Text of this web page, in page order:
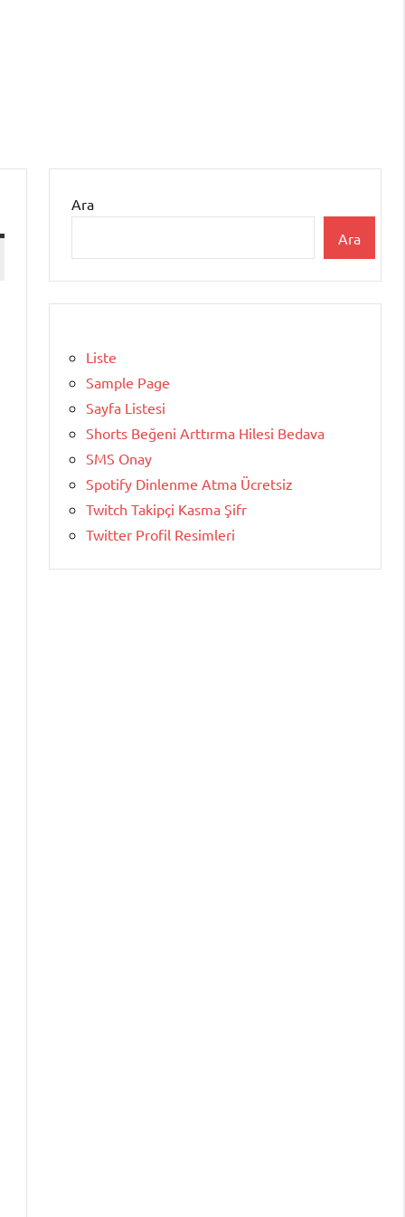
Ara
Ara
Liste
Sample Page
Sayfa Listesi
Shorts Beğeni Arttırma Hilesi Bedava
SMS Onay
Spotify Dinlenme Atma Ücretsiz
Twitch Takipçi Kasma Şifr
Twitter Profil Resimleri